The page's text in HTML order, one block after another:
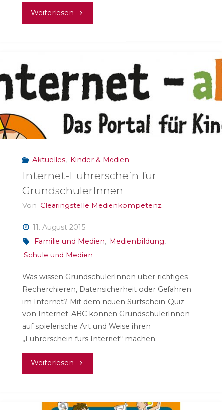
Weiterlesen "Be
Aktuelles, Kinder & Medien
Internet-Führerschein für
GrundschülerInnen
Von Clearingstelle Medienkompetenz
11. August 2015
Familie und Medien, Medienbildung,
Schule und Medien
Was wissen GrundschülerInnen über richtiges
Recherchieren, Datensicherheit oder Gefahren
im Internet? Mit dem neuen Surfschein-Quiz
von Internet-ABC können GrundschülerInnen
auf spielerische Art und Weise ihren
„Führerschein fürs Internet“ machen.
Weiterlesen "Internet-
für